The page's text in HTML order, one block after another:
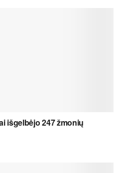
išgelbėjo 247 žmonių